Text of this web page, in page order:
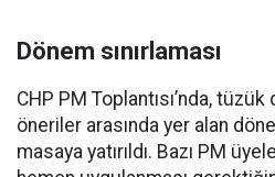
Dönem sınırlaması
CHP PM Toplantısı’nda,
öneriler arasında yer alan
masaya yatırıldı. Bazı PM